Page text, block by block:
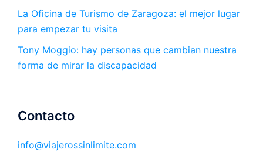
La Oficina de Turismo de Zaragoza: el mejor lugar
para empezar tu visita
Tony Moggio: hay personas que cambian nuestra
forma de mirar la discapacidad
Contacto
info@viajerossinlimite.com